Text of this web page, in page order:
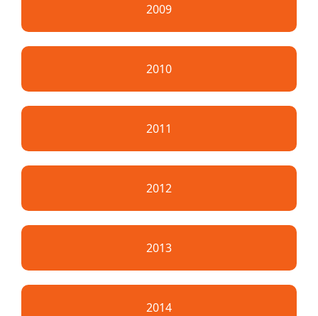
2009
2010
2011
2012
2013
2014